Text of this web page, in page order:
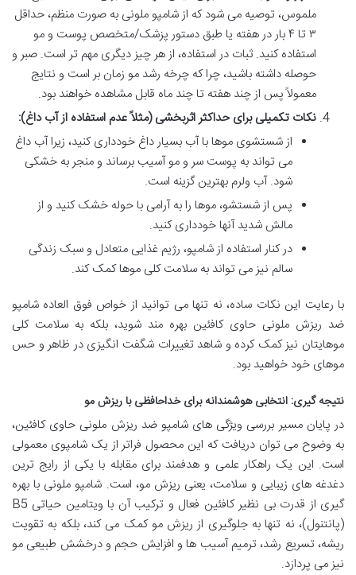
ملموس، توصیه می شود که از شامپو ملونی به صورت منظم، حداقل
۳ تا ۴ بار در هفته یا طبق دستور پزشک/متخصص پوست و مو
استفاده کنید. ثبات در استفاده، از هر چیز دیگری مهم تر است. صبر و
حوصله داشته باشید، چرا که چرخه رشد مو زمان بر است و نتایج
معمولاً پس از چند هفته تا چند ماه قابل مشاهده خواهند بود.
نکات تکمیلی برای حداکثر اثربخشی (مثلاً عدم استفاده از آب داغ):
از شستشوی موها با آب بسیار داغ خودداری کنید، زیرا آب داغ
می تواند به پوست سر و مو آسیب برساند و منجر به خشکی
شود. آب ولرم بهترین گزینه است.
پس از شستشو، موها را به آرامی با حوله خشک کنید و از
مالش شدید آنها خودداری کنید.
در کنار استفاده از شامپو، رژیم غذایی متعادل و سبک زندگی
سالم نیز می تواند به سلامت کلی موها کمک کند.
با رعایت این نکات ساده، نه تنها می توانید از خواص فوق العاده شامپو
ضد ریزش ملونی حاوی کافئین بهره مند شوید، بلکه به سلامت کلی
موهایتان نیز کمک کرده و شاهد تغییرات شگفت انگیزی در ظاهر و حس
موهای خود خواهید بود.
نتیجه گیری: انتخابی هوشمندانه برای خداحافظی با ریزش مو
در پایان مسیر بررسی ویژگی های شامپو ضد ریزش ملونی حاوی کافئین،
به وضوح می توان دریافت که این محصول فراتر از یک شامپوی معمولی
است. این یک راهکار علمی و هدفمند برای مقابله با یکی از رایج ترین
دغدغه های زیبایی و سلامت، یعنی ریزش مو، است. شامپو ملونی با بهره
گیری از قدرت بی نظیر کافئین فعال و ترکیب آن با ویتامین حیاتی B5
(پانتنول)، نه تنها به جلوگیری از ریزش مو کمک می کند، بلکه به تقویت
ریشه، تسریع رشد، ترمیم آسیب ها و افزایش حجم و درخشش طبیعی مو
نیز می پردازد.